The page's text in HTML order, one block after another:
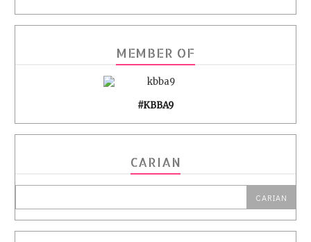
MEMBER OF
#KBBA9
CARIAN